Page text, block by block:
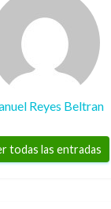
Reyes Beltran
todas las entradas